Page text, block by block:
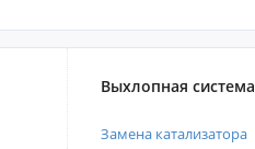
Выхлопная система
Замена катализатора